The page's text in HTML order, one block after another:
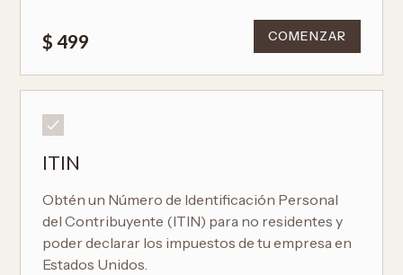
$ 499 COMENZAR
ITIN
Obtén un Número de Identificación Personal
del Contribuyente (ITIN) para no residentes y
poder declarar los impuestos de tu empresa en
Estados Unidos.